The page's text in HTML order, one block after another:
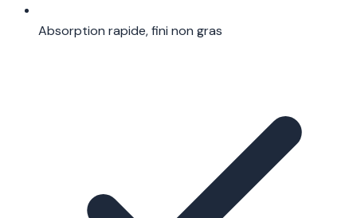
Absorption rapide, fini non gras